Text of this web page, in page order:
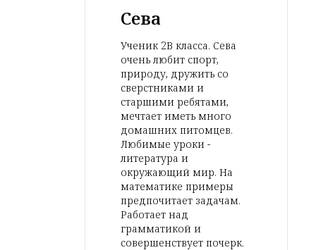
Сева
Ученик 2В класса. Сева
очень любит спорт,
природу, дружить со
сверстниками и
старшими ребятами,
мечтает иметь много
домашних питомцев.
Любимые уроки -
литература и
окружающий мир. На
математике примеры
предпочитает задачам.
Работает над
грамматикой и
совершенствует почерк.